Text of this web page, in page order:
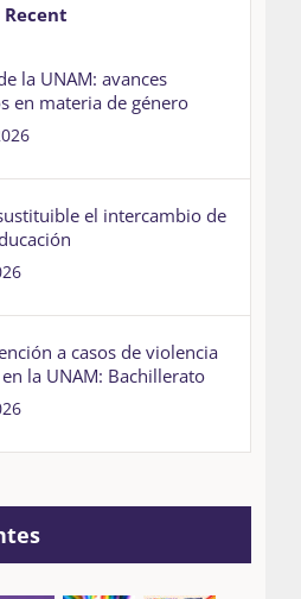
Recent
la UNAM: avances
en materia de género
el intercambio de
a casos de violencia
la UNAM: Bachillerato